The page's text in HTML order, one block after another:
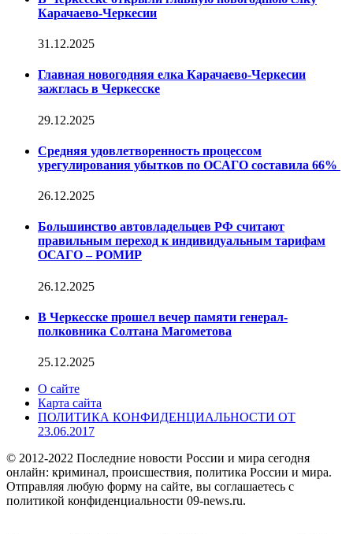
Карачаево-Черкесии
31.12.2025
Главная новогодняя елка Карачаево-Черкесии
зажглась в Черкесске
29.12.2025
Средняя удовлетворенность процессом
урегулирования убытков по ОСАГО составила 66%
26.12.2025
Большинство автовладельцев РФ считают
правильным переход к индивидуальным тарифам
ОСАГО – РОМИР
26.12.2025
В Черкесске прошел вечер памяти генерал-
полковника Солтана Магометова
25.12.2025
О сайте
Карта сайта
ПОЛИТИКА КОНФИДЕНЦИАЛЬНОСТИ ОТ
23.06.2017
© 2012-2022 Последние новости России и мира сегодня
онлайн: криминал, происшествия, политика России и мира.
Отправляя любую форму на сайте, вы соглашаетесь с
политикой конфиденциальности 09-news.ru.